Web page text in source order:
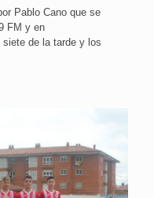
Pablo Cano que se
FM y en
siete de la tarde y los